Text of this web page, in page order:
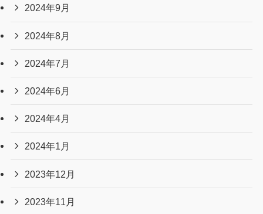
2025年7月
2025年6月
2025年5月
2025年4月
2025年3月
2025年2月
2025年1月
2024年12月